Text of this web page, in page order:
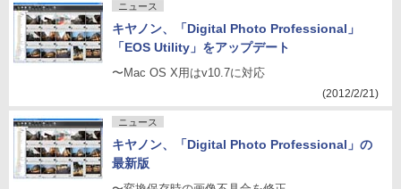
ニュース
キヤノン、「Digital Photo Professional」
「EOS Utility」をアップデート
〜Mac OS X用はv10.7に対応
(2012/2/21)
ニュース
キヤノン、「Digital Photo Professional」の
最新版